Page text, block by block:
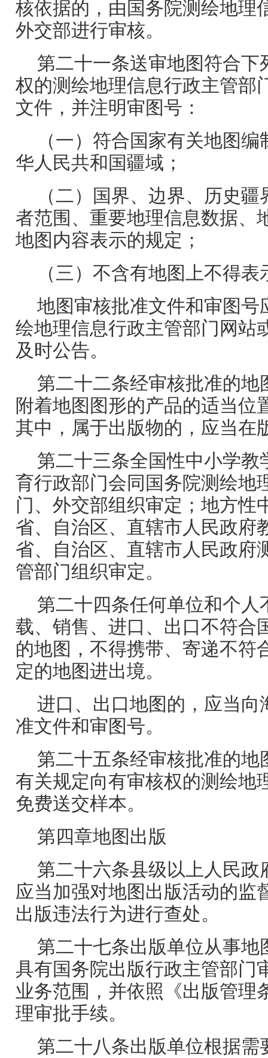
核依据的，由国务院测绘地理
外交部进行审核。
第二十一条送审地图符合下
权的测绘地理信息行政主管部
文件，并注明审图号：
（一）符合国家有关地图
华人民共和国疆域；
（二）国界、边界、历史
者范围、重要地理信息数据、
地图内容表示的规定；
（三）不含有地图上不得
地图审核批准文件和审图号
绘地理信息行政主管部门网站
及时公告。
第二十二条经审核批准的地
附着地图图形的产品的适当位
其中，属于出版物的，应当在
第二十三条全国性中小学教
育行政部门会同国务院测绘地
门、外交部组织审定；地方性
省、自治区、直辖市人民政府
省、自治区、直辖市人民政府
管部门组织审定。
第二十四条任何单位和个人
载、销售、进口、出口不符合
的地图，不得携带、寄递不符
定的地图进出境。
进口、出口地图的，应当向
准文件和审图号。
第二十五条经审核批准的地
有关规定向有审核权的测绘地
免费送交样本。
第四章地图出版
第二十六条县级以上人民政
应当加强对地图出版活动的监
出版违法行为进行查处。
第二十七条出版单位从事地
具有国务院出版行政主管部门
业务范围，并依照《出版管理
理审批手续。
第二十八条出版单位根据需